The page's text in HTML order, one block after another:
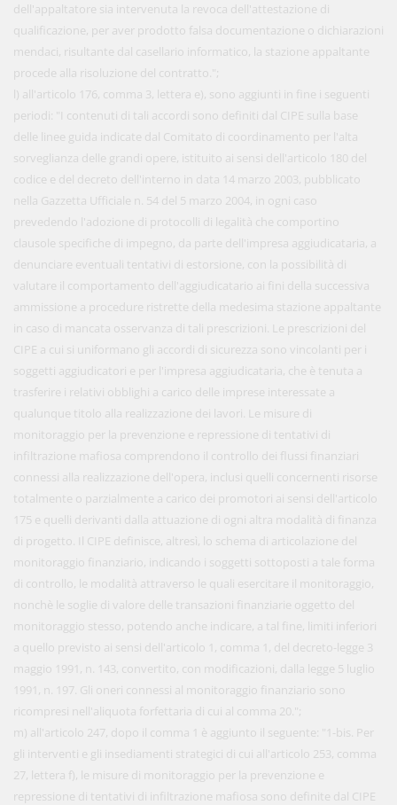
dell'appaltatore sia intervenuta la revoca dell'attestazione di
qualificazione, per aver prodotto falsa documentazione o dichiarazioni
mendaci, risultante dal casellario informatico, la stazione appaltante
procede alla risoluzione del contratto.";
l) all'articolo 176, comma 3, lettera e), sono aggiunti in fine i seguenti
periodi: "I contenuti di tali accordi sono definiti dal CIPE sulla base
delle linee guida indicate dal Comitato di coordinamento per l'alta
sorveglianza delle grandi opere, istituito ai sensi dell'articolo 180 del
codice e del decreto dell'interno in data 14 marzo 2003, pubblicato
nella Gazzetta Ufficiale n. 54 del 5 marzo 2004, in ogni caso
prevedendo l'adozione di protocolli di legalità che comportino
clausole specifiche di impegno, da parte dell'impresa aggiudicataria, a
denunciare eventuali tentativi di estorsione, con la possibilità di
valutare il comportamento dell'aggiudicatario ai fini della successiva
ammissione a procedure ristrette della medesima stazione appaltante
in caso di mancata osservanza di tali prescrizioni. Le prescrizioni del
CIPE a cui si uniformano gli accordi di sicurezza sono vincolanti per i
soggetti aggiudicatori e per l'impresa aggiudicataria, che è tenuta a
trasferire i relativi obblighi a carico delle imprese interessate a
qualunque titolo alla realizzazione dei lavori. Le misure di
monitoraggio per la prevenzione e repressione di tentativi di
infiltrazione mafiosa comprendono il controllo dei flussi finanziari
connessi alla realizzazione dell'opera, inclusi quelli concernenti risorse
totalmente o parzialmente a carico dei promotori ai sensi dell'articolo
175 e quelli derivanti dalla attuazione di ogni altra modalità di finanza
di progetto. Il CIPE definisce, altresì, lo schema di articolazione del
monitoraggio finanziario, indicando i soggetti sottoposti a tale forma
di controllo, le modalità attraverso le quali esercitare il monitoraggio,
nonchè le soglie di valore delle transazioni finanziarie oggetto del
monitoraggio stesso, potendo anche indicare, a tal fine, limiti inferiori
a quello previsto ai sensi dell'articolo 1, comma 1, del decreto-legge 3
maggio 1991, n. 143, convertito, con modificazioni, dalla legge 5 luglio
1991, n. 197. Gli oneri connessi al monitoraggio finanziario sono
ricompresi nell'aliquota forfettaria di cui al comma 20.";
m) all'articolo 247, dopo il comma 1 è aggiunto il seguente: "1-bis. Per
gli interventi e gli insediamenti strategici di cui all'articolo 253, comma
27, lettera f), le misure di monitoraggio per la prevenzione e
repressione di tentativi di infiltrazione mafiosa sono definite dal CIPE